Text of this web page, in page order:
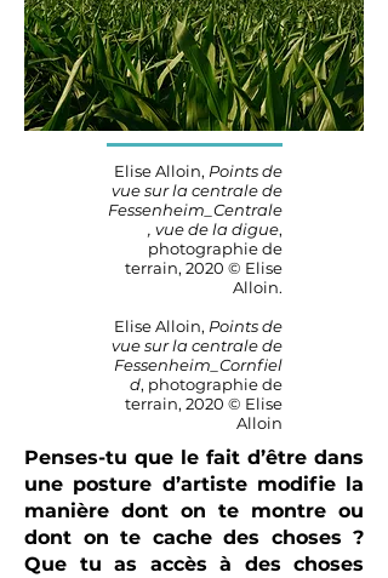
Elise Alloin, Points de
vue sur la centrale de
Fessenheim_Centrale
, vue de la digue,
photographie de
terrain, 2020 © Elise
Alloin.
Elise Alloin, Points de
vue sur la centrale de
Fessenheim_Cornfiel
d, photographie de
terrain, 2020 © Elise
Alloin
Penses-tu que le fait d’être dans
une posture d’artiste modifie la
manière dont on te montre ou
dont on te cache des choses ?
Que tu as accès à des choses